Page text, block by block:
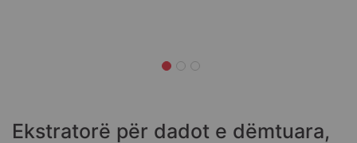
beginning
Ekstratorë për dadot e dëmtuara,